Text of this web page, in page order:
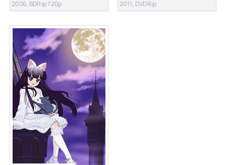
2006, BDRip 720p 2011, DVDRip